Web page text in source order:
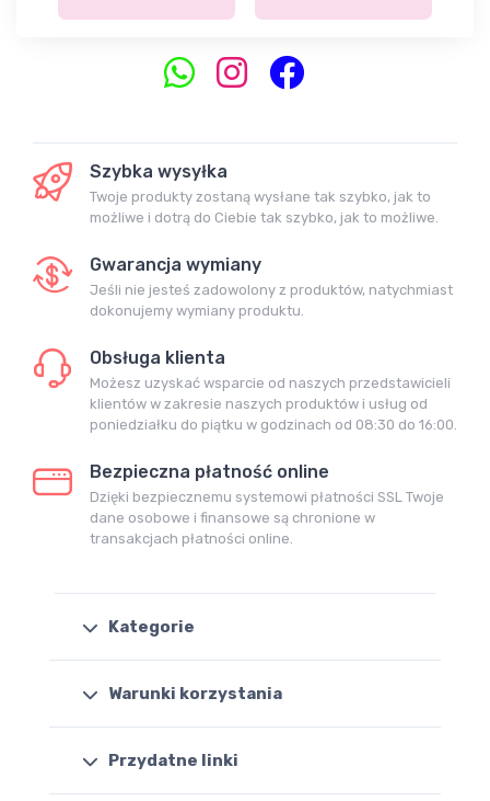
Szybka wysyłka
Twoje produkty zostaną wysłane tak szybko, jak to
możliwe i dotrą do Ciebie tak szybko, jak to możliwe.
Gwarancja wymiany
Jeśli nie jesteś zadowolony z produktów, natychmiast
dokonujemy wymiany produktu.
Obsługa klienta
Możesz uzyskać wsparcie od naszych przedstawicieli
klientów w zakresie naszych produktów i usług od
poniedziałku do piątku w godzinach od 08:30 do 16:00.
Bezpieczna płatność online
Dzięki bezpiecznemu systemowi płatności SSL Twoje
dane osobowe i finansowe są chronione w
transakcjach płatności online.
Kategorie
Warunki korzystania
Przydatne linki